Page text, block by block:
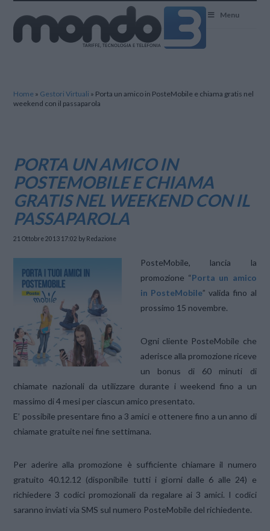
Menu
Home » Gestori Virtuali » Porta un amico in PosteMobile e chiama gratis nel
weekend con il passaparola
PORTA UN AMICO IN
POSTEMOBILE E CHIAMA
GRATIS NEL WEEKEND CON IL
PASSAPAROLA
21 Ottobre 2013 17:02 by Redazione
PosteMobile, lancia la
promozione “Porta un amico
in PosteMobile” valida fino al
prossimo 15 novembre.
Ogni cliente PosteMobile che
aderisce alla promozione riceve
un bonus di 60 minuti di
chiamate nazionali da utilizzare durante i weekend fino a un
massimo di 4 mesi per ciascun amico presentato.
E’ possibile presentare fino a 3 amici e ottenere fino a un anno di
chiamate gratuite nei fine settimana.
Per aderire alla promozione è sufficiente chiamare il numero
gratuito 40.12.12 (disponibile tutti i giorni dalle 6 alle 24) e
richiedere 3 codici promozionali da regalare ai 3 amici. I codici
saranno inviati via SMS sul numero PosteMobile del richiedente.